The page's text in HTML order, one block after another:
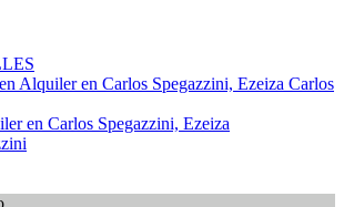
en Carlos Spegazzini, Ezeiza